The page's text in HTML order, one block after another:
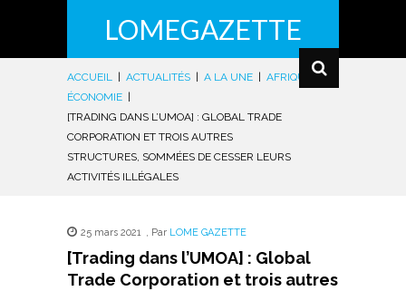
LOMEGAZETTE
ACCUEIL ACTUALITÉS A LA UNE AFRIQUE
|
ÉCONOMIE
[TRADING DANS L’UMOA] : GLOBAL TRADE
CORPORATION ET TROIS AUTRES
STRUCTURES, SOMMÉES DE CESSER LEURS
ACTIVITÉS ILLÉGALES
25 mars 2021 , Par LOME GAZETTE
[Trading dans l’UMOA] : Global
Trade Corporation et trois autres